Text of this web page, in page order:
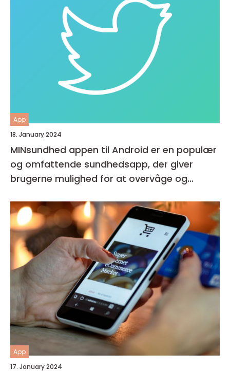
App
18. January 2024
MINsundhed appen til Android er en populær
og omfattende sundhedsapp, der giver
brugerne mulighed for at overvåge og
App
17. January 2024